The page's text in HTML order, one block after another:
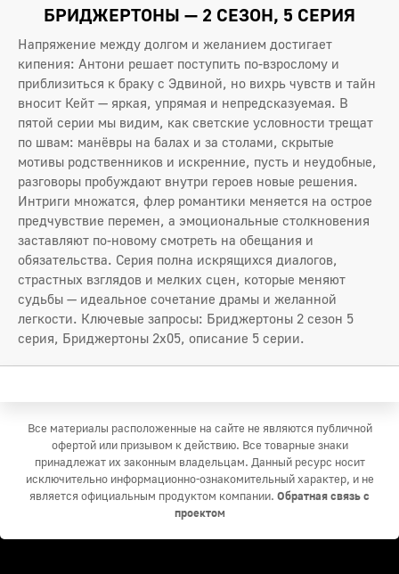
БРИДЖЕРТОНЫ — 2 СЕЗОН, 5 СЕРИЯ
Напряжение между долгом и желанием достигает
кипения: Антони решает поступить по‑взрослому и
приблизиться к браку с Эдвиной, но вихрь чувств и тайн
вносит Кейт — яркая, упрямая и непредсказуемая. В
пятой серии мы видим, как светские условности трещат
по швам: манёвры на балах и за столами, скрытые
мотивы родственников и искренние, пусть и неудобные,
разговоры пробуждают внутри героев новые решения.
Интриги множатся, флер романтики меняется на острое
предчувствие перемен, а эмоциональные столкновения
заставляют по‑новому смотреть на обещания и
обязательства. Серия полна искрящихся диалогов,
страстных взглядов и мелких сцен, которые меняют
судьбы — идеальное сочетание драмы и желанной
легкости. Ключевые запросы: Бриджертоны 2 сезон 5
серия, Бриджертоны 2x05, описание 5 серии.
Все материалы расположенные на сайте не являются публичной
офертой или призывом к действию. Все товарные знаки
принадлежат их законным владельцам. Данный ресурс носит
исключительно информационно-ознакомительный характер, и не
является официальным продуктом компании. Обратная связь с
проектом